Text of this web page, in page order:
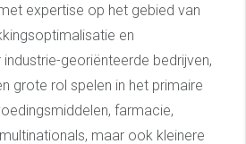
expertise op het gebied van
en
georiënteerde bedrijven,
grote rol spelen in het primaire
farmacie,
maar ook kleinere